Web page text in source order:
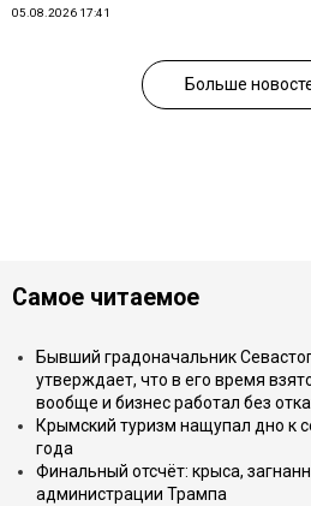
05.08.2026 17:41
Больше
Самое читаемое
Бывший градоначальник
утверждает, что в его время
вообще и бизнес работал без
Крымский туризм нащупал дно к
года
Финальный отсчёт: крыса,
администрации Трампа